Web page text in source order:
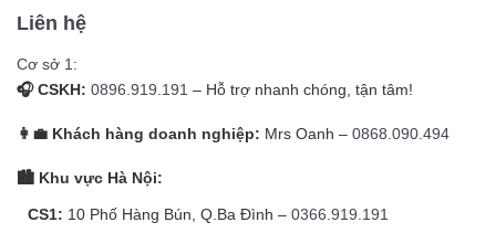
Liên hệ
Cơ sở 1:
🎧 CSKH: 0896.919.191 – Hỗ trợ nhanh chóng, tận tâm!
👩‍💼 Khách hàng doanh nghiệp: Mrs Oanh – 0868.090.494
🏙️ Khu vực Hà Nội:
CS1: 10 Phố Hàng Bún, Q.Ba Đình – 0366.919.191